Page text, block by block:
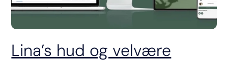
Lina’s hud og velvære